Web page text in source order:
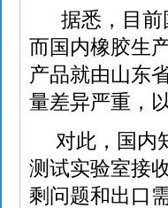
据悉，目前
而国内橡胶生
产品就由山东
量差异严重，
对此，国内
测试实验室接
剩问题和出口